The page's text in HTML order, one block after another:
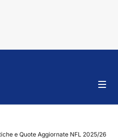
e Quote Aggiornate NFL 2025/26